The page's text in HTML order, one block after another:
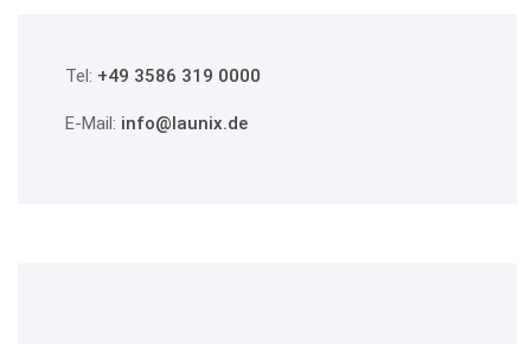
Tel: +49 3586 319 0000
E-Mail: info@launix.de